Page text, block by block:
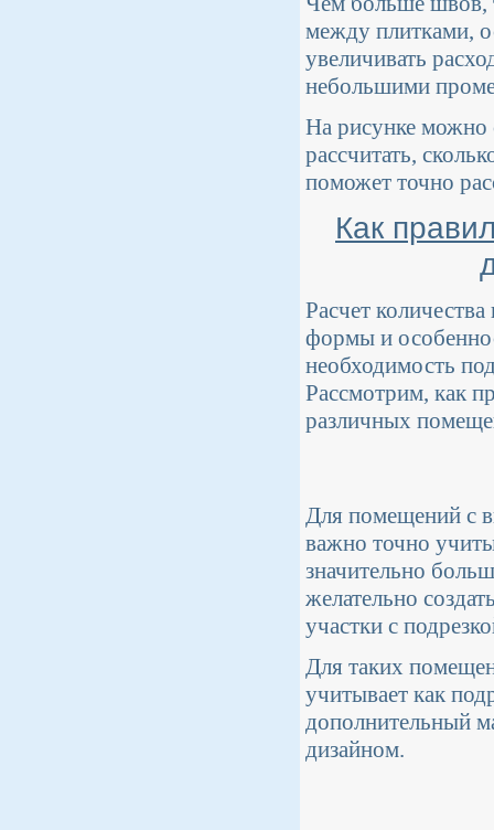
между плитками,
увеличивать
небольшими
На рисунке можно
рассчитать,
поможет точно
Как
Расчет
формы и
необходимость
Рассмотрим, как
различных
Для помещений с
важно точно
значительно
желательно
участки с
Для таких
учитывает как
дополнительный
дизайном.